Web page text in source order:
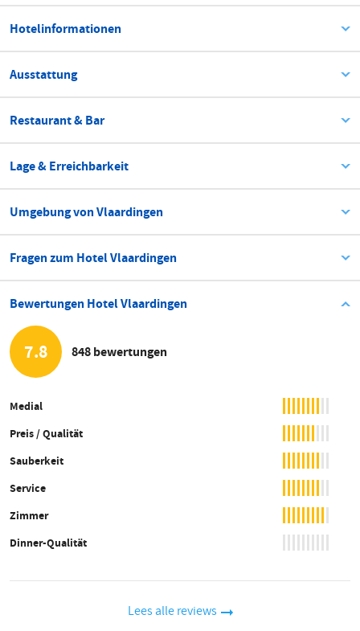
Hotelinformationen
Ausstattung
Restaurant & Bar
Lage & Erreichbarkeit
Umgebung von Vlaardingen
Fragen zum Hotel Vlaardingen
Bewertungen Hotel Vlaardingen
7.8 848 bewertungen
Medial
Preis / Qualität
Sauberkeit
Service
Zimmer
Dinner-Qualität
Lees alle reviews